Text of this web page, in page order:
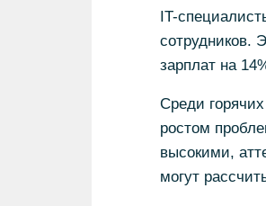
IT-
сотрудников.
зарплат на
Среди
ростом
высокими,
могут